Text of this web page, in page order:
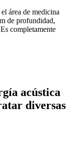
área de medicina
de profundidad,
completamente
acústica
diversas